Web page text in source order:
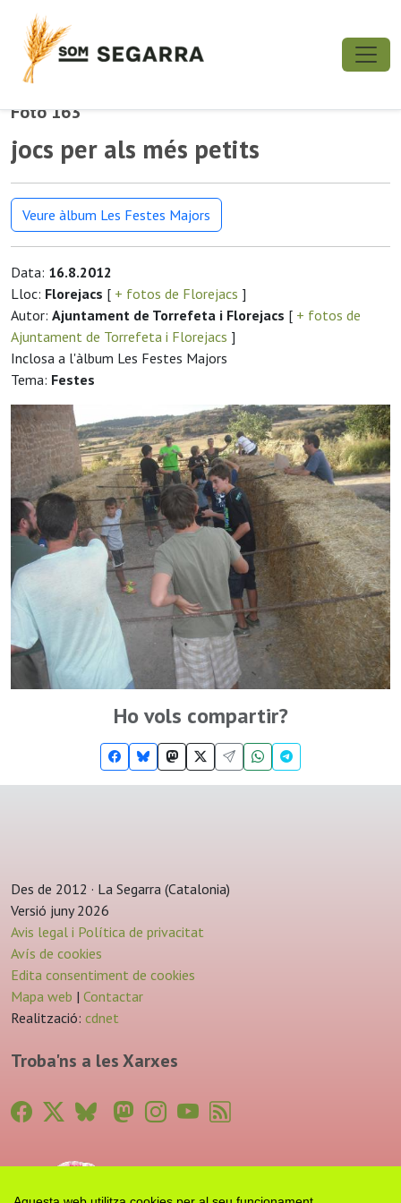
Foto 163
jocs per als més petits
Veure àlbum Les Festes Majors
Data: 16.8.2012
Lloc: Florejacs [ + fotos de Florejacs ]
Autor: Ajuntament de Torrefeta i Florejacs [ + fotos de
Ajuntament de Torrefeta i Florejacs ]
Inclosa a l'àlbum Les Festes Majors
Tema: Festes
Ho vols compartir?
Des de 2012 · La Segarra (Catalonia)
Versió juny 2026
Avis legal i Política de privacitat
Avís de cookies
Edita consentiment de cookies
Mapa web | Contactar
Realització: cdnet
Troba'ns a les Xarxes